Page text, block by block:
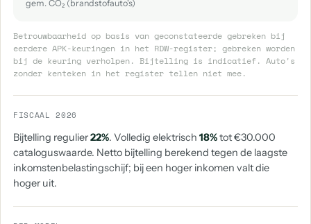
gem. CO₂ (brandstofauto's)
Betrouwbaarheid op basis van geconstateerde gebreken bij
eerdere APK-keuringen in het RDW-register; gebreken worden
bij de keuring verholpen. Bijtelling is indicatief. Auto's
zonder kenteken in het register tellen niet mee.
FISCAAL 2026
Bijtelling regulier22%. Volledig elektrisch 18%tot €30.000
cataloguswaarde. Netto bijtelling berekend tegen de laagste
inkomstenbelastingschijf; bij een hoger inkomen valt die
hoger uit.